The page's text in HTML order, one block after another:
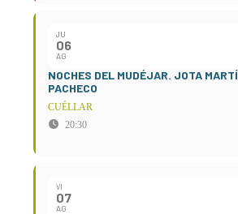
JU
06
AG
NOCHES DEL MUDÉJAR. JOTA
PACHECO
CUÉLLAR
20:30
VI
07
AG